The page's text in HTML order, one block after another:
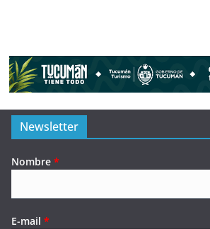
Newsletter
Nombre *
E-mail *